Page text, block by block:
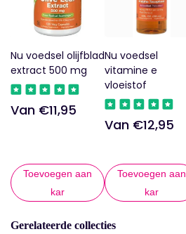
Nu voedsel olijfblad
extract 500 mg
Regelmatige
Van €11,95
Toevoegen aan
kar
Nu voedsel
vitamine e
vloeistof
Regelmatige
Van €12,95
Toevoegen aan
kar
Gerelateerde collecties